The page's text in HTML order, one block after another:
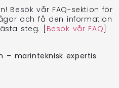
Besök vår FAQ-sektion för
och få den information
steg. [ Besök vår FAQ
– marinteknisk expertis